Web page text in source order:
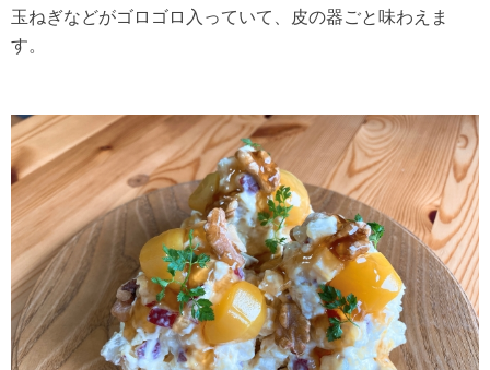
玉ねぎなどがゴロゴロ入っていて、皮の器ごと味わえま
す。